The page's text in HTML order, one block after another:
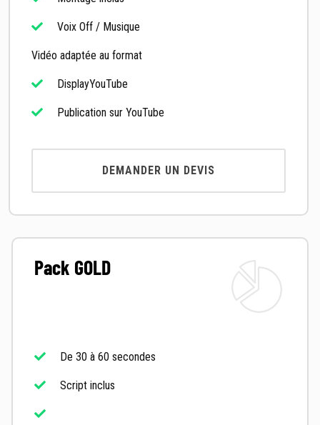
Voix Off / Musique
Vidéo adaptée au format
DisplayYouTube
Publication sur YouTube
DEMANDER UN DEVIS
Pack GOLD
De 30 à 60 secondes
Script inclus